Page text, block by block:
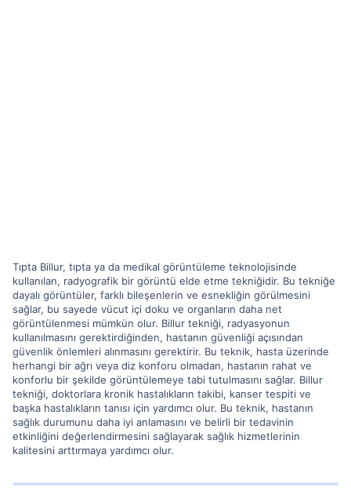
Tıpta Billur, tıpta ya da medikal görüntüleme teknolojisinde
kullanılan, radyografik bir görüntü elde etme tekniğidir. Bu tekniğe
dayalı görüntüler, farklı bileşenlerin ve esnekliğin görülmesini
sağlar, bu sayede vücut içi doku ve organların daha net
görüntülenmesi mümkün olur. Billur tekniği, radyasyonun
kullanılmasını gerektirdiğinden, hastanın güvenliği açısından
güvenlik önlemleri alınmasını gerektirir. Bu teknik, hasta üzerinde
herhangi bir ağrı veya diz konforu olmadan, hastanın rahat ve
konforlu bir şekilde görüntülemeye tabi tutulmasını sağlar. Billur
tekniği, doktorlara kronik hastalıkların takibi, kanser tespiti ve
başka hastalıkların tanısı için yardımcı olur. Bu teknik, hastanın
sağlık durumunu daha iyi anlamasını ve belirli bir tedavinin
etkinliğini değerlendirmesini sağlayarak sağlık hizmetlerinin
kalitesini arttırmaya yardımcı olur.